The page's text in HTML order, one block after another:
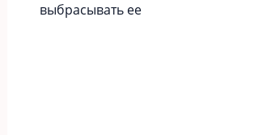
выбрасывать ее